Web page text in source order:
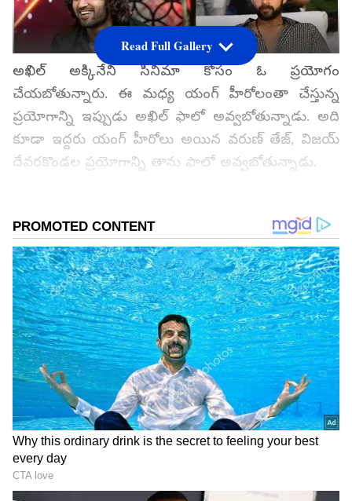
అఖిల్ అక్కినేని సినిమా కోసం ఓ ప్రయోగం
చేయబోతున్నారు. ఈ మధ్య యంగ్ హీరోలంతా చేస్తున్న
ప్రయోగాన్ని ఇప్పుడు అఖిల్ ఫాలో అవ్వబోతున్నాడు. అది
కూడా ఇద్దరు యంగ్ హీరోలు అయిన వరుణ్ తేజ్, విజయ్
దేవరకొండల ప్రయోగాన్ని తాను ఫాలో అవ్వబోతున్నాడు.
గూగుల్‌లో ఆసక్తికరమైన సమాచారం కోసం ఏసియానెట్ తెలుగు
ను మీ ఫ్రిఫర్డ్ సోర్స్ గా ఎంచుకోండి
Read Full Gallery